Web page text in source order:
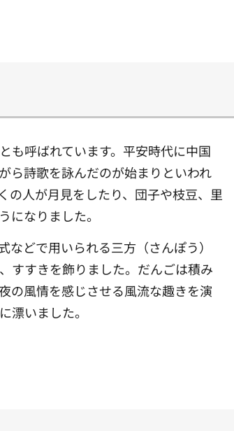
も呼ばれています。平安時代に中国
ら詩歌を詠んだのが始まりといわれ
の人が月見をしたり、団子や枝豆、里
になりました。
どで用いられる三方（さんぽう）
すすきを飾りました。だんごは積み
の風情を感じさせる風流な趣きを演
漂いました。